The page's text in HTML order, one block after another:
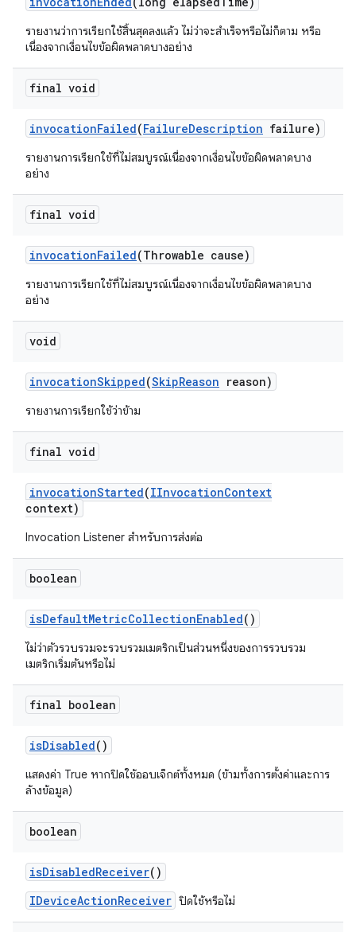
รายงานว่าการเรียกใช้สิ้นสุดลงแล้ว ไม่ว่าจะสำเร็จหรือไม่ก็ตาม หรือ
เนื่องจากเงื่อนไขข้อผิดพลาดบางอย่าง
final void
invocationFailed(FailureDescription failure)
รายงานการเรียกใช้ที่ไม่สมบูรณ์เนื่องจากเงื่อนไขข้อผิดพลาดบาง
อย่าง
final void
invocationFailed(Throwable cause)
รายงานการเรียกใช้ที่ไม่สมบูรณ์เนื่องจากเงื่อนไขข้อผิดพลาดบาง
อย่าง
void
invocationSkipped(SkipReason reason)
รายงานการเรียกใช้ว่าข้าม
final void
invocationStarted(IInvocationContext
context)
Invocation Listener สำหรับการส่งต่อ
boolean
isDefaultMetricCollectionEnabled()
ไม่ว่าตัวรวบรวมจะรวบรวมเมตริกเป็นส่วนหนึ่งของการรวบรวม
เมตริกเริ่มต้นหรือไม่
final boolean
isDisabled()
แสดงค่า True หากปิดใช้ออบเจ็กต์ทั้งหมด (ข้ามทั้งการตั้งค่าและการ
ล้างข้อมูล)
boolean
isDisabledReceiver()
IDeviceActionReceiver ปิดใช้หรือไม่